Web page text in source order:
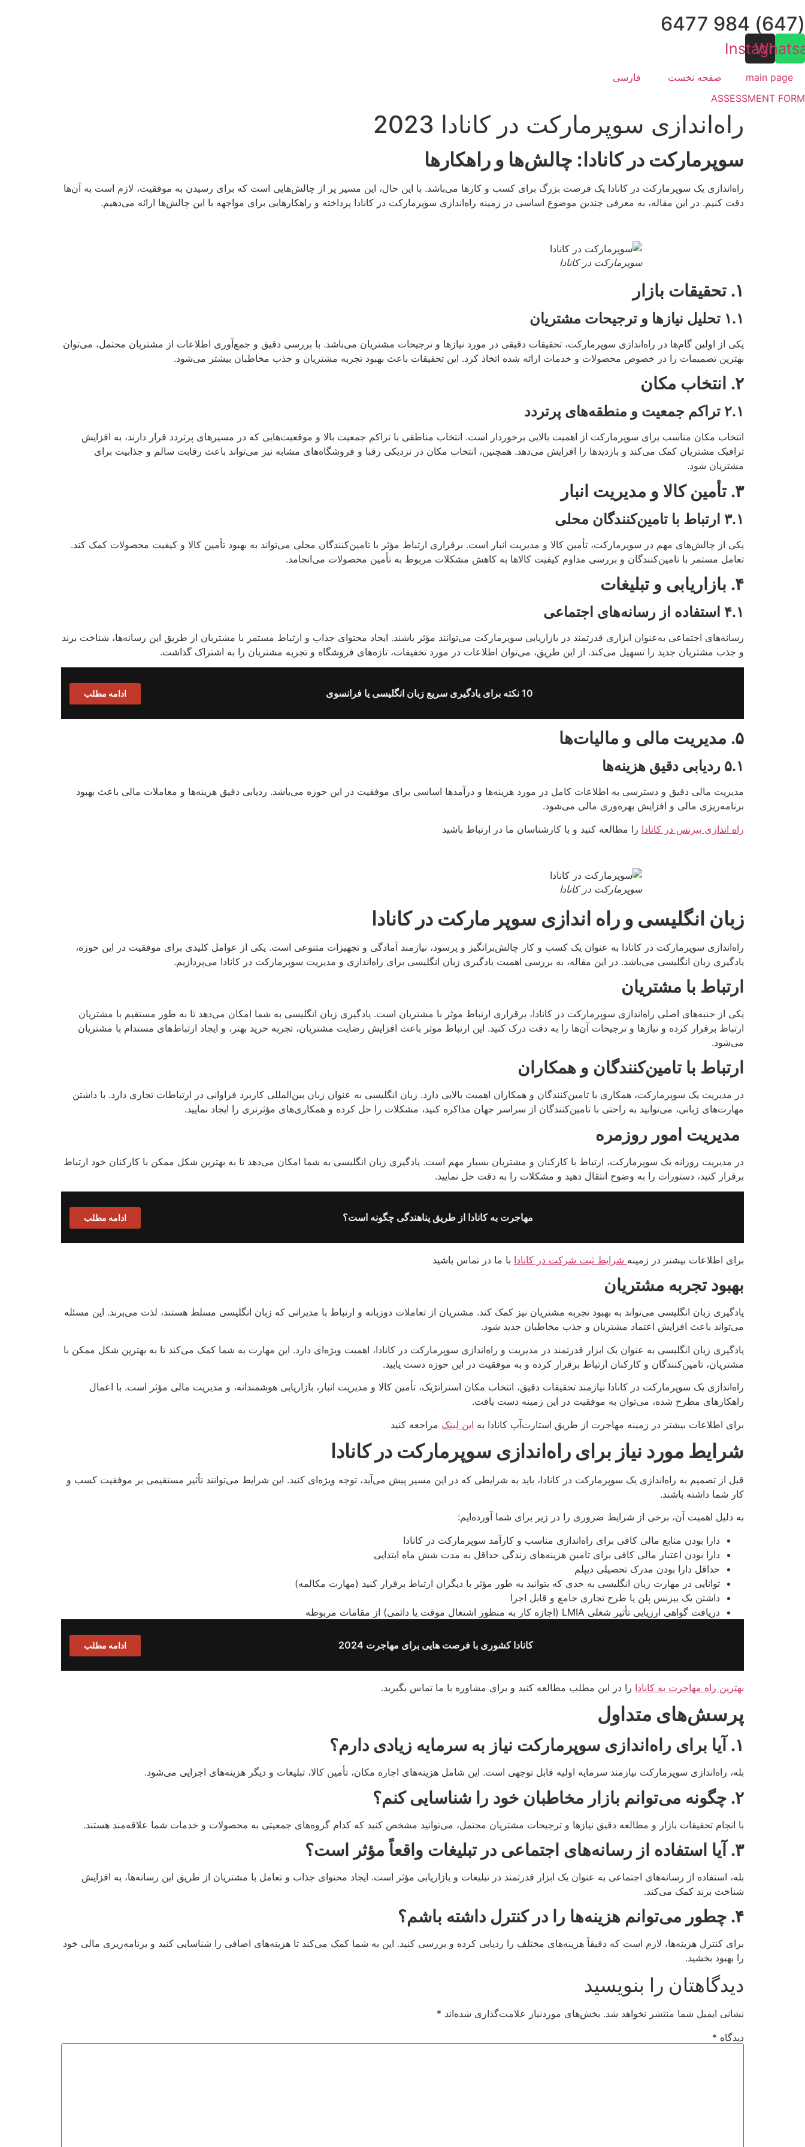
to
content
(647) 984 6477
Instagram
main page صفحه نخست
فارسی
ASSESSMENT FORM
راه‌اندازی سوپرمارکت در کانادا 2023
سوپرمارکت در کانادا: چالش‌ها و راهکارها
راه‌اندازی یک سوپرمارکت در کانادا یک فرصت بزرگ برای کسب و کارها می‌باشد. با این حال، این مسیر پر از چالش‌هایی است که برای رسیدن به موفقیت، لازم است به آن‌ها
دقت کنیم. در این مقاله، به معرفی چندین موضوع اساسی در زمینه راه‌اندازی سوپرمارکت در کانادا پرداخته و راهکارهایی برای مواجهه با این چالش‌ها ارائه می‌دهیم.
سوپرمارکت در کانادا
۱. تحقیقات بازار
۱.۱ تحلیل نیازها و ترجیحات مشتریان
یکی از اولین گام‌ها در راه‌اندازی سوپرمارکت، تحقیقات دقیقی در مورد نیازها و ترجیحات مشتریان می‌باشد. با بررسی دقیق و جمع‌آوری اطلاعات از مشتریان محتمل، می‌توان
بهترین تصمیمات را در خصوص محصولات و خدمات ارائه شده اتخاذ کرد. این تحقیقات باعث بهبود تجربه مشتریان و جذب مخاطبان بیشتر می‌شود.
۲. انتخاب مکان
۲.۱ تراکم جمعیت و منطقه‌های پرتردد
انتخاب مکان مناسب برای سوپرمارکت از اهمیت بالایی برخوردار است. انتخاب مناطقی با تراکم جمعیت بالا و موقعیت‌هایی که در مسیرهای پرتردد قرار دارند، به افزایش
ترافیک مشتریان کمک می‌کند و بازدیدها را افزایش می‌دهد. همچنین، انتخاب مکان در نزدیکی رقبا و فروشگاه‌های مشابه نیز می‌تواند باعث رقابت سالم و جذابیت برای
مشتریان شود.
۳. تأمین کالا و مدیریت انبار
۳.۱ ارتباط با تامین‌کنندگان محلی
یکی از چالش‌های مهم در سوپرمارکت، تأمین کالا و مدیریت انبار است. برقراری ارتباط مؤثر با تامین‌کنندگان محلی می‌تواند به بهبود تأمین کالا و کیفیت محصولات کمک کند.
تعامل مستمر با تامین‌کنندگان و بررسی مداوم کیفیت کالاها به کاهش مشکلات مربوط به تأمین محصولات می‌انجامد.
۴. بازاریابی و تبلیغات
۴.۱ استفاده از رسانه‌های اجتماعی
رسانه‌های اجتماعی به‌عنوان ابزاری قدرتمند در بازاریابی سوپرمارکت می‌توانند مؤثر باشند. ایجاد محتوای جذاب و ارتباط مستمر با مشتریان از طریق این رسانه‌ها، شناخت برند
و جذب مشتریان جدید را تسهیل می‌کند. از این طریق، می‌توان اطلاعات در مورد تخفیفات، تازه‌های فروشگاه و تجربه مشتریان را به اشتراک گذاشت.
10 نکته برای یادگیری سریع زبان انگلیسی یا فرانسوی ادامه مطلب
۵. مدیریت مالی و مالیات‌ها
۵.۱ ردیابی دقیق هزینه‌ها
مدیریت مالی دقیق و دسترسی به اطلاعات کامل در مورد هزینه‌ها و درآمدها اساسی برای موفقیت در این حوزه می‌باشد. ردیابی دقیق هزینه‌ها و معاملات مالی باعث بهبود
برنامه‌ریزی مالی و افزایش بهره‌وری مالی می‌شود.
راه اندازی بیزنس در کانادا را مطالعه کنید و با کارشناسان ما در ارتباط باشید
سوپرمارکت در کانادا
زبان انگلیسی و راه اندازی سوپر مارکت در کانادا
راه‌اندازی سوپرمارکت در کانادا به عنوان یک کسب و کار چالش‌برانگیز و پرسود، نیازمند آمادگی و تجهیزات متنوعی است. یکی از عوامل کلیدی برای موفقیت در این حوزه،
یادگیری زبان انگلیسی می‌باشد. در این مقاله، به بررسی اهمیت یادگیری زبان انگلیسی برای راه‌اندازی و مدیریت سوپرمارکت در کانادا می‌پردازیم.
ارتباط با مشتریان
یکی از جنبه‌های اصلی راه‌اندازی سوپرمارکت در کانادا، برقراری ارتباط موثر با مشتریان است. یادگیری زبان انگلیسی به شما امکان می‌دهد تا به طور مستقیم با مشتریان
ارتباط برقرار کرده و نیازها و ترجیحات آن‌ها را به دقت درک کنید. این ارتباط موثر باعث افزایش رضایت مشتریان، تجربه خرید بهتر، و ایجاد ارتباط‌های مستدام با مشتریان
می‌شود.
ارتباط با تامین‌کنندگان و همکاران
در مدیریت یک سوپرمارکت، همکاری با تامین‌کنندگان و همکاران اهمیت بالایی دارد. زبان انگلیسی به عنوان زبان بین‌المللی کاربرد فراوانی در ارتباطات تجاری دارد. با داشتن
مهارت‌های زبانی، می‌توانید به راحتی با تامین‌کنندگان از سراسر جهان مذاکره کنید، مشکلات را حل کرده و همکاری‌های مؤثرتری را ایجاد نمایید.
مدیریت امور روزمره
در مدیریت روزانه یک سوپرمارکت، ارتباط با کارکنان و مشتریان بسیار مهم است. یادگیری زبان انگلیسی به شما امکان می‌دهد تا به بهترین شکل ممکن با کارکنان خود ارتباط
برقرار کنید، دستورات را به وضوح انتقال دهید و مشکلات را به دقت حل نمایید.
مهاجرت به کانادا از طریق پناهندگی چگونه است؟ ادامه مطلب
برای اطلاعات بیشتر در زمینه شرایط ثبت شرکت در کانادا با ما در تماس باشید
بهبود تجربه مشتریان
یادگیری زبان انگلیسی می‌تواند به بهبود تجربه مشتریان نیز کمک کند. مشتریان از تعاملات دوزبانه و ارتباط با مدیرانی که زبان انگلیسی مسلط هستند، لذت می‌برند. این مسئله
می‌تواند باعث افزایش اعتماد مشتریان و جذب مخاطبان جدید شود.
یادگیری زبان انگلیسی به عنوان یک ابزار قدرتمند در مدیریت و راه‌اندازی سوپرمارکت در کانادا، اهمیت ویژه‌ای دارد. این مهارت به شما کمک می‌کند تا به بهترین شکل ممکن با
مشتریان، تامین‌کنندگان و کارکنان ارتباط برقرار کرده و به موفقیت در این حوزه دست یابید.
راه‌اندازی یک سوپرمارکت در کانادا نیازمند تحقیقات دقیق، انتخاب مکان استراتژیک، تأمین کالا و مدیریت انبار، بازاریابی هوشمندانه، و مدیریت مالی مؤثر است. با اعمال
راهکارهای مطرح شده، می‌توان به موفقیت در این زمینه دست یافت.
برای اطلاعات بیشتر در زمینه مهاجرت از طریق استارت‌آپ کانادا به این لینک مراجعه کنید
شرایط مورد نیاز برای راه‌اندازی سوپرمارکت در کانادا
قبل از تصمیم به راه‌اندازی یک سوپرمارکت در کانادا، باید به شرایطی که در این مسیر پیش می‌آید، توجه ویژه‌ای کنید. این شرایط می‌توانند تأثیر مستقیمی بر موفقیت کسب و
کار شما داشته باشند.
به دلیل اهمیت آن، برخی از شرایط ضروری را در زیر برای شما آورده‌ایم:
دارا بودن منابع مالی کافی برای راه‌اندازی مناسب و کارآمد سوپرمارکت در کانادا
دارا بودن اعتبار مالی کافی برای تامین هزینه‌های زندگی حداقل به مدت شش ماه ابتدایی
حداقل دارا بودن مدرک تحصیلی دیپلم
توانایی در مهارت زبان انگلیسی به حدی که بتوانید به طور مؤثر با دیگران ارتباط برقرار کنید (مهارت مکالمه)
داشتن یک بیزنس پلن یا طرح تجاری جامع و قابل اجرا
دریافت گواهی ارزیابی تأثیر شغلی LMIA (اجازه کار به منظور اشتغال موقت یا دائمی) از مقامات مربوطه
کانادا کشوری با فرصت هایی برای مهاجرت 2024 ادامه مطلب
بهترین راه مهاجرت به کانادا را در این مطلب مطالعه کنید و برای مشاوره با ما تماس بگیرید.
پرسش‌های متداول
۱. آیا برای راه‌اندازی سوپرمارکت نیاز به سرمایه زیادی دارم؟
بله، راه‌اندازی سوپرمارکت نیازمند سرمایه اولیه قابل توجهی است. این شامل هزینه‌های اجاره مکان، تأمین کالا، تبلیغات و دیگر هزینه‌های اجرایی می‌شود.
۲. چگونه می‌توانم بازار مخاطبان خود را شناسایی کنم؟
با انجام تحقیقات بازار و مطالعه دقیق نیازها و ترجیحات مشتریان محتمل، می‌توانید مشخص کنید که کدام گروه‌های جمعیتی به محصولات و خدمات شما علاقه‌مند هستند.
۳. آیا استفاده از رسانه‌های اجتماعی در تبلیغات واقعاً مؤثر است؟
بله، استفاده از رسانه‌های اجتماعی به عنوان یک ابزار قدرتمند در تبلیغات و بازاریابی مؤثر است. ایجاد محتوای جذاب و تعامل با مشتریان از طریق این رسانه‌ها، به افزایش
شناخت برند کمک می‌کند.
۴. چطور می‌توانم هزینه‌ها را در کنترل داشته باشم؟
برای کنترل هزینه‌ها، لازم است که دقیقاً هزینه‌های مختلف را ردیابی کرده و بررسی کنید. این به شما کمک می‌کند تا هزینه‌های اضافی را شناسایی کنید و برنامه‌ریزی مالی خود
را بهبود بخشید.
دیدگاهتان را بنویسید
نشانی ایمیل شما منتشر نخواهد شد. بخش‌های موردنیاز علامت‌گذاری شده‌اند *
دیدگاه *